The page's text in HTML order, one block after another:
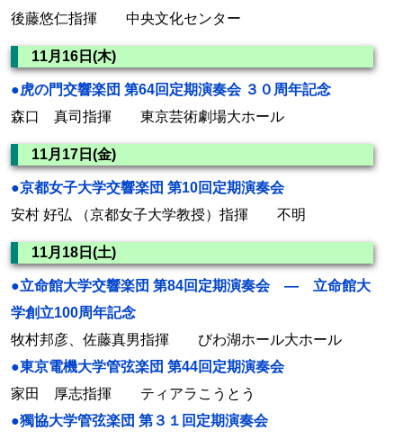
後藤悠仁指揮 中央文化センター
11月16日(木)
●虎の門交響楽団 第64回定期演奏会 ３０周年記念
森口 真司指揮 東京芸術劇場大ホール
11月17日(金)
●京都女子大学交響楽団 第10回定期演奏会
安村 好弘 （京都女子大学教授）指揮 不明
11月18日(土)
●立命館大学交響楽団 第84回定期演奏会 ― 立命館大
学創立100周年記念
牧村邦彦、佐藤真男指揮 びわ湖ホール大ホール
●東京電機大学管弦楽団 第44回定期演奏会
家田 厚志指揮 ティアラこうとう
●獨協大学管弦楽団 第３１回定期演奏会